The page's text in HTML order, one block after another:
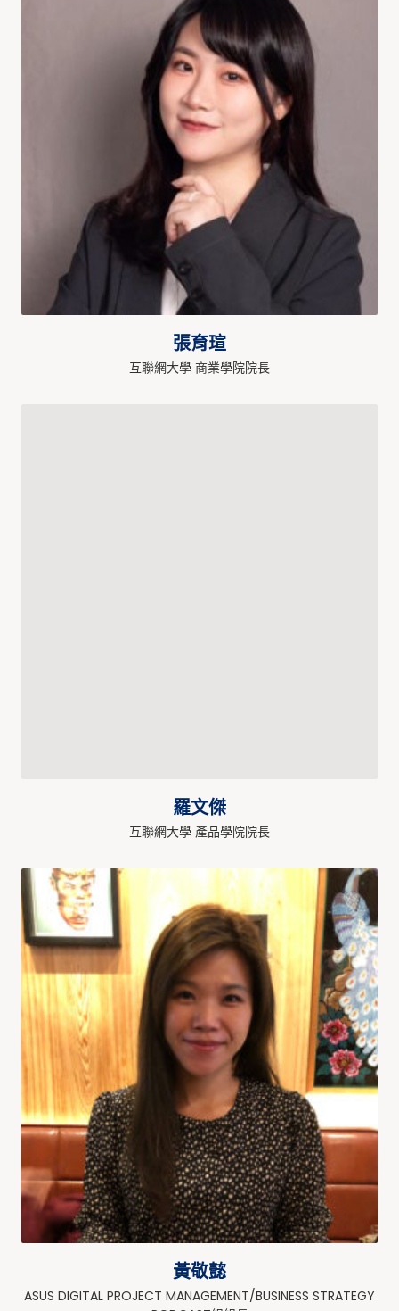
張育瑄
互聯網大學 商業學院院長
羅文傑
互聯網大學 產品學院院長
黃敬懿
ASUS DIGITAL PROJECT MANAGEMENT/BUSINESS STRATEGY